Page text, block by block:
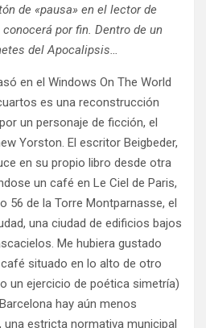
de «pausa» en el lector de
por fin. Dentro de un
del Apocalipsis…
en el Windows On The World
es una reconstrucción
un personaje de ficción, el
Yorston. El escritor Beigbeder,
en su propio libro desde otra
un café en Le Ciel de Paris,
56 de la Torre Montparnasse, el
una ciudad de edificios bajos
Me hubiera gustado
situado en lo alto de otro
un ejercicio de poética simetría)
hay aún menos
una estricta normativa municipal